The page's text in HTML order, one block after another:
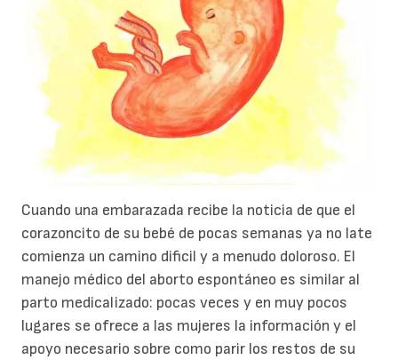
Cuando una embarazada recibe la noticia de que el
corazoncito de su bebé de pocas semanas ya no late
comienza un camino dificil y a menudo doloroso. El
manejo médico del aborto espontáneo es similar al
parto medicalizado: pocas veces y en muy pocos
lugares se ofrece a las mujeres la información y el
apoyo necesario sobre como parir los restos de su